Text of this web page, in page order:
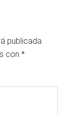
publicada.
con*